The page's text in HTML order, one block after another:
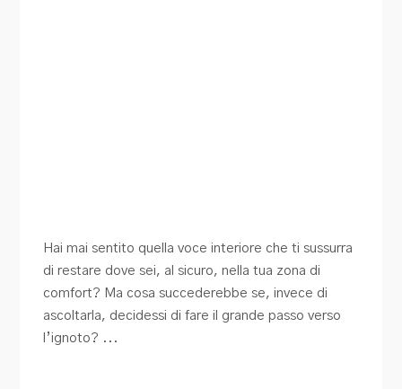
Hai mai sentito quella voce interiore che ti sussurra
di restare dove sei, al sicuro, nella tua zona di
comfort? Ma cosa succederebbe se, invece di
ascoltarla, decidessi di fare il grande passo verso
l’ignoto? ...